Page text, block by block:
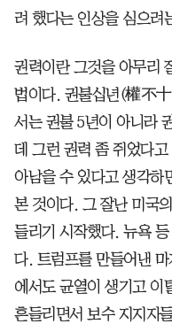
려 했다는 인상을 심으려
권력이란 그것을 아무리
법이다. 권불십년(權不
서는 권불 5년이 아니라
데 그런 권력 좀 쥐었다
아남을 수 있다고 생각하
본 것이다. 그 잘난 미국
들리기 시작했다. 뉴욕
다. 트럼프를 만들어낸
에서도 균열이 생기고 이
흔들리면서 보수 지지자